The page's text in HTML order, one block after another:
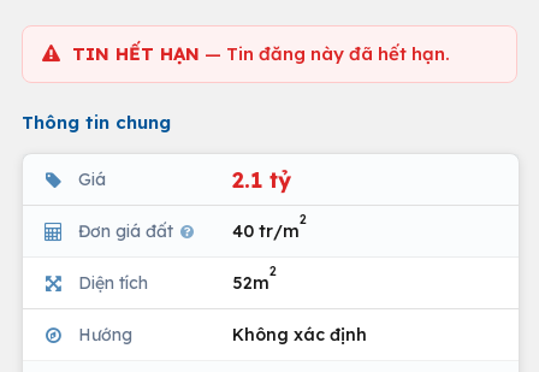
TIN HẾT HẠN — Tin đăng này đã hết hạn.
Thông tin chung
Giá 2.1 tỷ
Đơn giá đất 40 tr/m
2
Diện tích 52m
2
Hướng Không xác định